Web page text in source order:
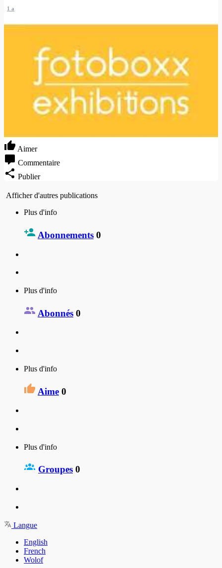
1 a
Aimer
Commentaire
Publier
Afficher d'autres publications
Plus d'info
Abonnements 0
Plus d'info
Abonnés 0
Plus d'info
Aime 0
Plus d'info
Groupes 0
Langue
English
French
Wolof